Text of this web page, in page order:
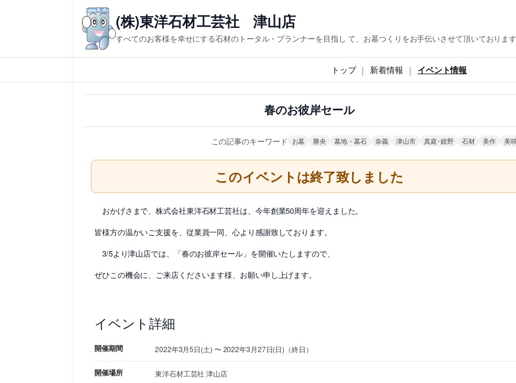
ス
キ
(株)東洋石材工芸社 津山店
すべてのお客様を幸せにする石材のトータル・プランナーを目指し て、お墓つくりをお手伝いさせて頂いております
トップ 新着情報 イベント情報
春のお彼岸セール
この記事のキーワード お墓 勝央 墓地・墓石 奈義 津山市 真庭･鏡野 石材 美作 美
このイベントは終了致しました
おかげさまで、株式会社東洋石材工芸社は、今年創業50周年を迎えました。
皆様方の温かいご支援を、従業員一同、心より感謝致しております。
3/5より津山店では、「春のお彼岸セール」を開催いたしますので、
ぜひこの機会に、ご来店くださいます様、お願い申し上げます。
イベント詳細
開催期間 2022年3月5日(土) 〜 2022年3月27日(日)（終日）
開催場所 東洋石材工芸社 津山店